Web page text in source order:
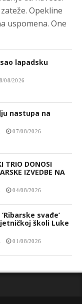
Opekline
uspomena. One
lapadsku
08/2026
nastupa na
07/08/2026
TRIO DONOSI
IZVEDBE NA
04/08/2026
svađe’
školi Luke
01/08/2026